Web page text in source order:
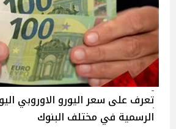
تعرف على سعر اليورو الاوروبي
الرسمية في مختلف البنوك